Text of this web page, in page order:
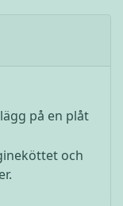
på en plåt
och